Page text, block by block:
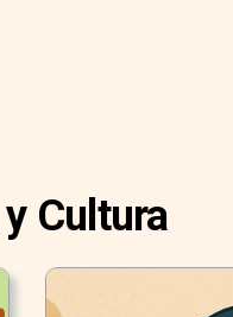
Cultura